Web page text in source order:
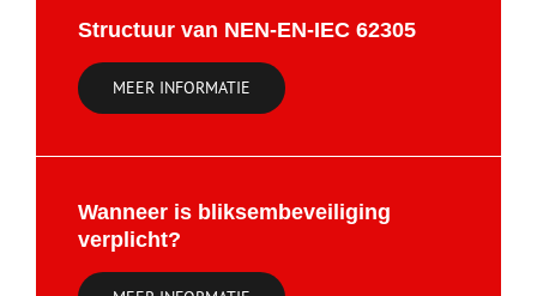
Structuur van NEN-EN-IEC 62305
MEER INFORMATIE
Wanneer is bliksembeveiliging
verplicht?